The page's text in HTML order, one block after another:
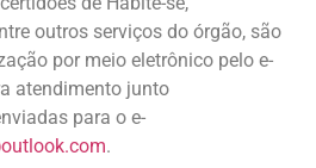
outros serviços do órgão, são
por meio eletrônico pelo e-
atendimento junto
para o e-
.